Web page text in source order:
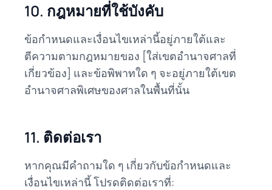
10. กฎหมายที่ใช้บังคับ
ข้อกำหนดและเงื่อนไขเหล่านี้อยู่ภายใต้และ
ตีความตามกฎหมายของ [ใส่เขตอำนาจศาลที่
เกี่ยวข้อง] และข้อพิพาทใด ๆ จะอยู่ภายใต้เขต
อำนาจศาลพิเศษของศาลในพื้นที่นั้น
11. ติดต่อเรา
หากคุณมีคำถามใด ๆ เกี่ยวกับข้อกำหนดและ
เงื่อนไขเหล่านี้ โปรดติดต่อเราที่: